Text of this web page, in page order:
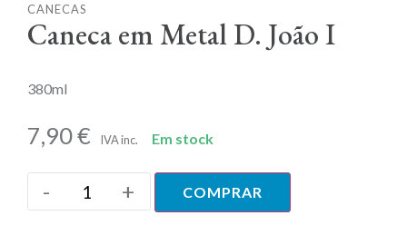
CANECAS
Caneca em Metal D. João I
380ml
7,90€ IVA inc. Em stock
- + COMPRAR